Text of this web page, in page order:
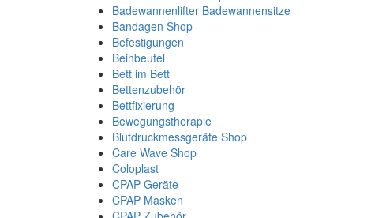
Badewannenlifter Badewannensitze
Bandagen Shop
Befestigungen
Beinbeutel
Bett im Bett
Bettenzubehör
Bettfixierung
Bewegungstherapie
Blutdruckmessgeräte Shop
Care Wave Shop
Coloplast
CPAP Geräte
CPAP Masken